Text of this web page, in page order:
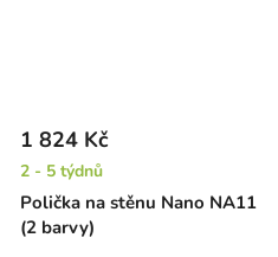
Polička na stěnu Nano NA11
(2 barvy)
1 824 Kč
2 - 5 týdnů